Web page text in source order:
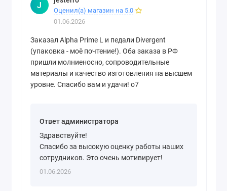
J
Оценил(а) магазин на 5.0
01.06.2026
Заказал Alpha Prime L и педали Divergent
(упаковка - моё почтение!). Оба заказа в РФ
пришли молниеносно, сопроводительные
материалы и качество изготовления на высшем
уровне. Спасибо вам и удачи! o7
Ответ администратора
Здравствуйте!
Спасибо за высокую оценку работы наших
сотрудников. Это очень мотивирует!
01.06.2026